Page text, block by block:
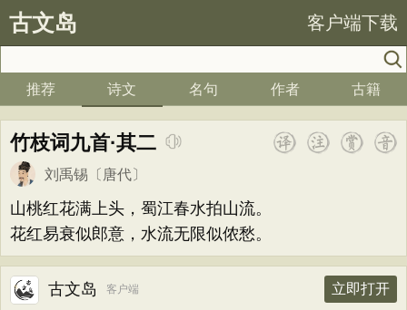
古文岛 客户端下载
推荐 诗文 名句 作者 古籍
竹枝词九首·其二
刘禹锡 〔唐代〕
山桃红花满上头，蜀江春水拍山流。
花红易衰似郎意，水流无限似侬愁。
古文岛 客户端 立即打开